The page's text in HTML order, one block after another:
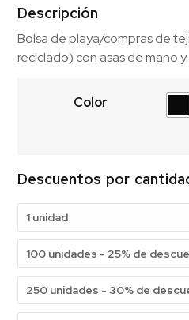
Descripción
Bolsa de playa/compras de
reciclado) con asas de mano y
Color
Descuentos por
1 unidad
100 unidades - 25% de
250 unidades - 30% de